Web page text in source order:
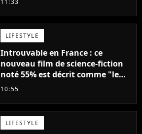
11:33
LIFESTYLE
Introuvable en France : ce
nouveau film de science-fiction
noté 55% est décrit comme "le
plus stupide de l'année"
10:55
LIFESTYLE